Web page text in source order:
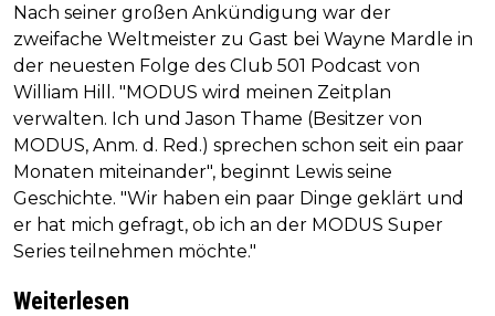
Nach seiner großen Ankündigung war der
zweifache Weltmeister zu Gast bei Wayne Mardle in
der neuesten Folge des Club 501 Podcast von
William Hill. "MODUS wird meinen Zeitplan
verwalten. Ich und Jason Thame (Besitzer von
MODUS, Anm. d. Red.) sprechen schon seit ein paar
Monaten miteinander", beginnt Lewis seine
Geschichte. "Wir haben ein paar Dinge geklärt und
er hat mich gefragt, ob ich an der MODUS Super
Series teilnehmen möchte."
Weiterlesen